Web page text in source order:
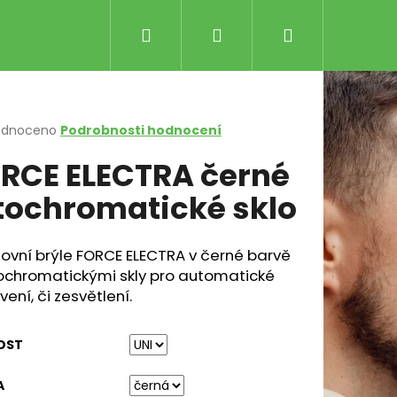
Přihlášení
košík
Podrobnosti hodnocení
ELECTRA černé
sklo
brýle FORCE ELECTRA v černé barvě
skly pro automatické
či zesvětlení.
THERMAL ŠEDÁ